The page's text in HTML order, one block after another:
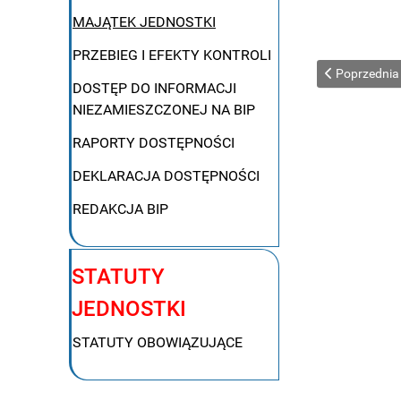
MAJĄTEK JEDNOSTKI
PRZEBIEG I EFEKTY KONTROLI
DOSTĘP DO INFORMACJI
NIEZAMIESZCZONEJ NA BIP
RAPORTY DOSTĘPNOŚCI
DEKLARACJA DOSTĘPNOŚCI
REDAKCJA BIP
STATUTY
JEDNOSTKI
STATUTY OBOWIĄZUJĄCE
Poprzednia
Poprzednia